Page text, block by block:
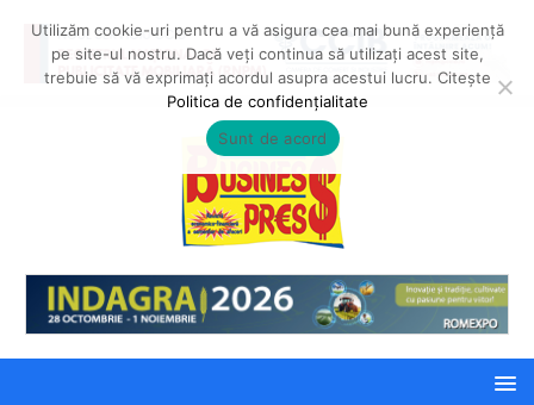
Utilizăm cookie-uri pentru a vă asigura cea mai bună experiență
pe site-ul nostru. Dacă veți continua să utilizați acest site,
trebuie să vă exprimați acordul asupra acestui lucru. Citește
Politica de confidențialitate
Sunt de acord